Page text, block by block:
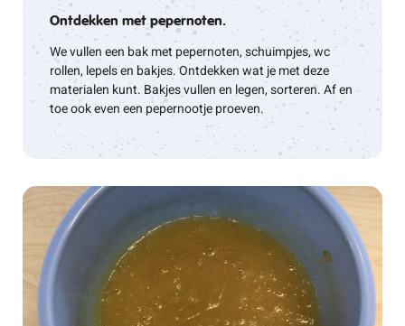
Ontdekken met pepernoten.
We vullen een bak met pepernoten, schuimpjes, wc
rollen, lepels en bakjes. Ontdekken wat je met deze
materialen kunt. Bakjes vullen en legen, sorteren. Af en
toe ook even een pepernootje proeven.